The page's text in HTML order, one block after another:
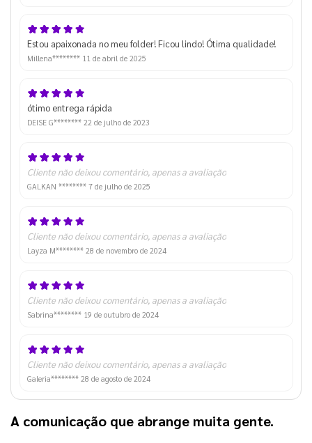
Estou apaixonada no meu folder! Ficou lindo! Ótima qualidade!
Millena******** 11 de abril de 2025
ótimo entrega rápida
DEISE G******** 22 de julho de 2023
Cliente não deixou comentário, apenas a avaliação
GALKAN ******** 7 de julho de 2025
Cliente não deixou comentário, apenas a avaliação
Layza M******** 28 de novembro de 2024
Cliente não deixou comentário, apenas a avaliação
Sabrina******** 19 de outubro de 2024
Cliente não deixou comentário, apenas a avaliação
Galeria******** 28 de agosto de 2024
A comunicação que abrange muita gente.